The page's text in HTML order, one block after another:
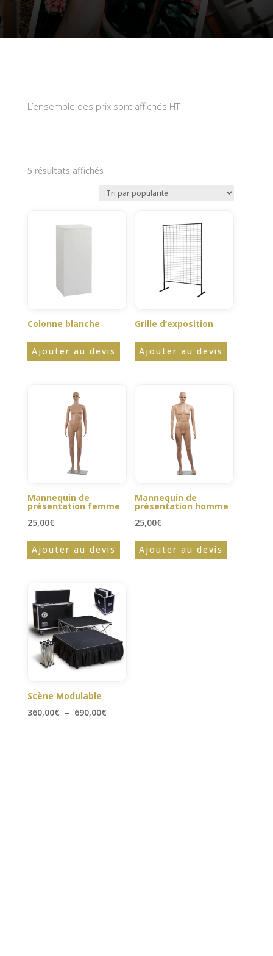
L’ensemble des prix sont affichés HT
5 résultats affichésTrié
popularité
Colonne blanche
Ajouter au devis
Grille d’exposition
Ajouter au devis
Mannequin de
présentation femme
25,00€
Ajouter au devis
Mannequin de
présentation homme
25,00€
Ajouter au devis
Scène Modulable
360,00€ – 690,00€Plage